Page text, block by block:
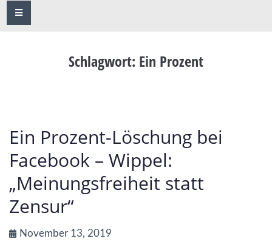
Schlagwort: Ein Prozent
Ein Prozent-Löschung bei
Facebook – Wippel:
„Meinungsfreiheit statt
Zensur“
November 13, 2019